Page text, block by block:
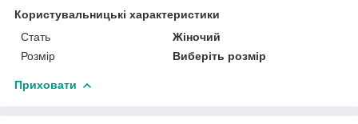
Користувальницькі характеристики
Стать
Жіночий
Розмір
Виберіть розмір
Приховати